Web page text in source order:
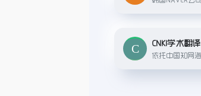
CNKI学术翻译